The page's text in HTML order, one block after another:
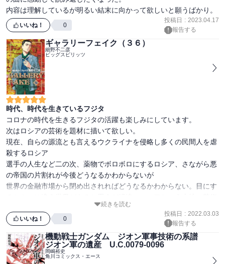
内容は理解しているが明るい結末に向かって欲しいと願うばかり。
いいね！ 0
投稿日 : 2023.04.17
報告する
ギャラリーフェイク（３６）
細野不二彦
ビッグスピリッツ
時代、時代を生きているフジタ
コロナの時代を生きるフジタの活躍も楽しみにしています。
次はロシアの芸術を題材に描いて欲しい。
現在、自らの源流とも言えるウクライナを侵略し多くの民間人を虐
殺するロシア
選手の人生など二の次、薬物でボロボロにするロシア、さながら悪
の帝国の片割れが今後どうなるかわからないが
世界の金融市場から閉め出されればどうなるかわからない。目にす
続きを読む
いいね！ 0
投稿日 : 2022.03.03
報告する
機動戦士ガンダム ジオン軍事技術の系譜
ジオン軍の遺産 U.C.0079‐0096
岡嶋裕史
角川コミックス・エース